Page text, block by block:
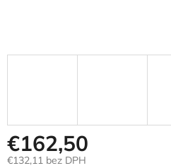
€162,50
€132,11 bez DPH